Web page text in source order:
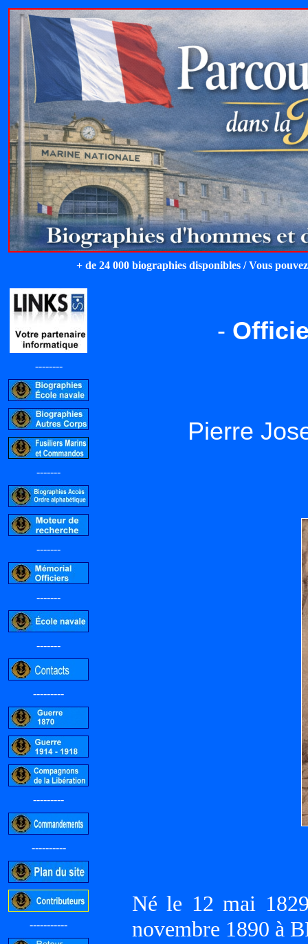
+ de 24 000 biographies disponibles / Vous
--------
-------
-------
-------
-------
---------
---------
----------
-----------
-
Pierre
Né le 12 mai
novembre 1890 à